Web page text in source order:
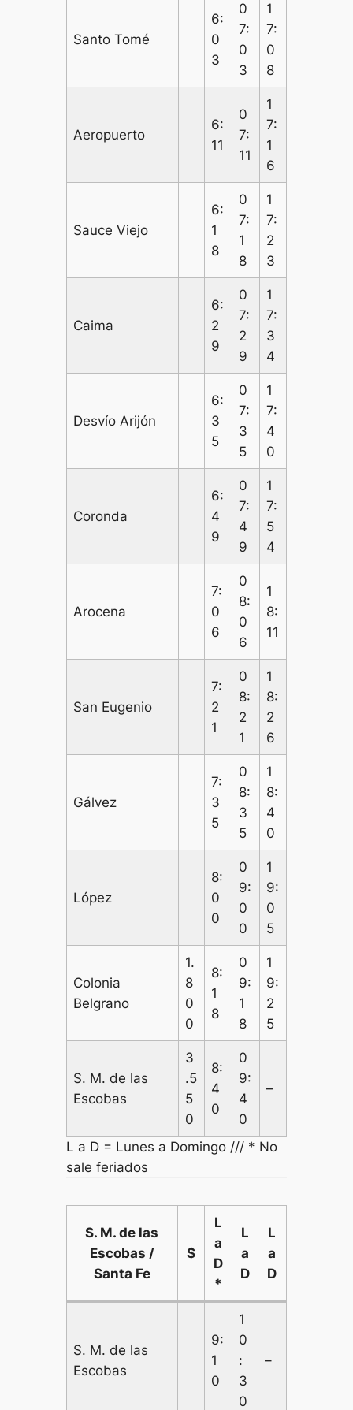
Santo Tomé
6:
0
3
0
7:
0
3
1
7:
0
8
Aeropuerto
6:
11
0
7:
11
1
7:
1
6
Sauce Viejo
6:
1
8
0
7:
1
8
1
7:
2
3
Caima
6:
2
9
0
7:
2
9
1
7:
3
4
Desvío Arijón
6:
3
5
0
7:
3
5
1
7:
4
0
Coronda
6:
4
9
0
7:
4
9
1
7:
5
4
Arocena
7:
0
6
0
8:
0
6
1
8:
11
San Eugenio
7:
2
1
0
8:
2
1
1
8:
2
6
Gálvez
7:
3
5
0
8:
3
5
1
8:
4
0
López
8:
0
0
0
9:
0
0
1
9:
0
5
Colonia
Belgrano
1.
8
0
0
8:
1
8
0
9:
1
8
1
9:
2
5
S. M. de las
Escobas
3
.5
5
0
8:
4
0
0
9:
4
0
–
L a D = Lunes a Domingo /// * No
sale feriados
S. M. de las
Escobas /
Santa Fe
$
L
a
D
*
L
a
D
L
a
D
S. M. de las
Escobas
9:
1
0
1
0
:
3
0
–